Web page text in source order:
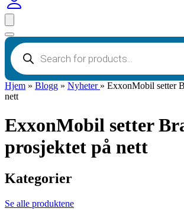
Produktsøk
Hjem » Blogg » Nyheter » ExxonMobil setter
nett
ExxonMobil setter
prosjektet på nett
Kategorier
Se alle produktene